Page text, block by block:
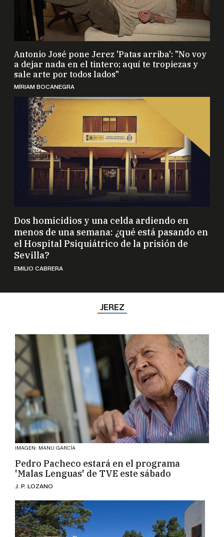
Antonio José pone Jerez 'Patas arriba': "No voy
a dejar nada en el tintero; aquí te tropiezas y
sale arte por todos lados"
MÍRIAM BOCANEGRA
Dos homicidios y una celda ardiendo en
menos de una semana: ¿qué está pasando en
el Hospital Psiquiátrico de la prisión de
Sevilla?
EMILIO CABRERA
JEREZ
IMAGEN: MANU GARCÍA
Pedro Pacheco estará en el programa
'Malas Lenguas' de TVE este sábado
J. P. LOZANO